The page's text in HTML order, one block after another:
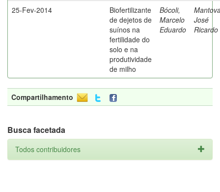
25-Fev-2014
Biofertilizante
de dejetos de
suínos na
fertilidade do
solo e na
produtividade
de milho
Bócoli,
Marcelo
Eduardo
José
Ricardo
Compartilhamento
Busca facetada
Todos contribuidores